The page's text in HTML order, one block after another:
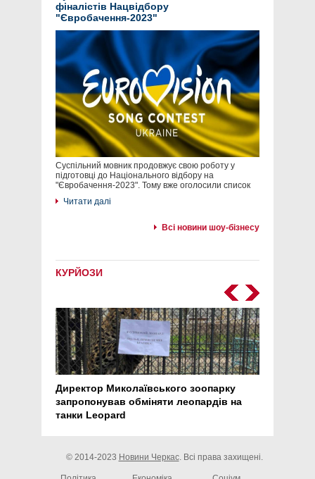
фіналістів Нацвідбору
"Євробачення-2023"
Суспільний мовник продовжує свою роботу у
підготовці до Національного відбору на
"Євробачення-2023". Тому вже оголосили список
Читати далі
Всі новини шоу-бізнесу
КУРЙОЗИ
Директор Миколаївського зоопарку
запропонував обміняти леопардів на
танки Leopard
© 2014-2023 Новини Черкас. Всі права захищені.